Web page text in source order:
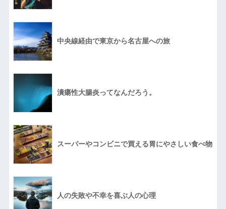
中央線経由で東京から名古屋への旅
潰瘍性大腸炎ってなんだろう。
スーパーやコンビニで買える胃にやさしい食べ物
人の失敗や不幸を喜ぶ人の心理